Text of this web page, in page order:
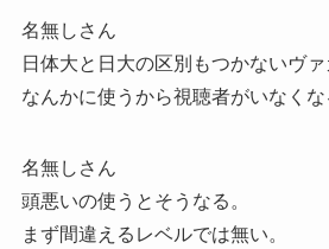
名無しさん
日体大と日大の区別もつかないヴ
なんかに使うから視聴者がいなくな
名無しさん
頭悪いの使うとそうなる。
まず間違えるレベルでは無い。